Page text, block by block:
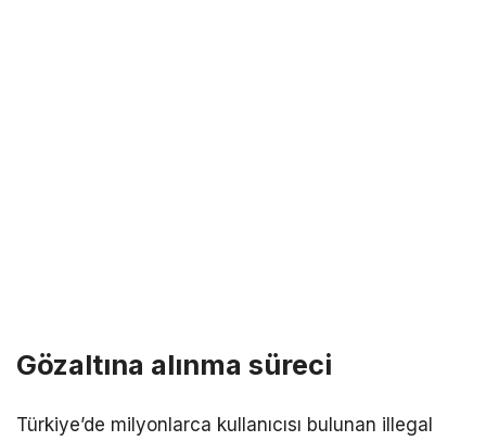
Gözaltına alınma süreci
Türkiye’de milyonlarca kullanıcısı bulunan illegal